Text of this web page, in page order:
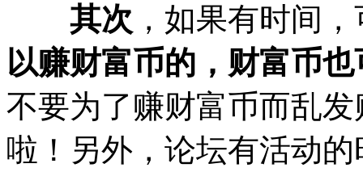
其次 ，如果有时间
以赚财富币的，财富币
不要为了赚财富币而乱
啦！另外，论坛有活动